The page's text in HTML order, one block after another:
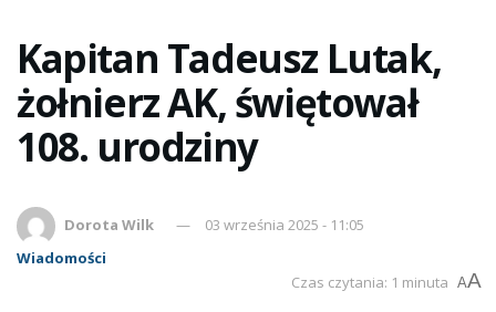
Kapitan Tadeusz Lutak,
żołnierz AK, świętował
108. urodziny
Dorota Wilk
03 września 2025 - 11:05
Wiadomości
Czas czytania: 1 minuta AA